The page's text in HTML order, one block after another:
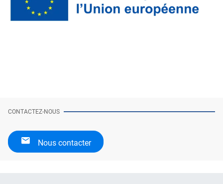
CONTACTEZ-NOUS
Nous contacter